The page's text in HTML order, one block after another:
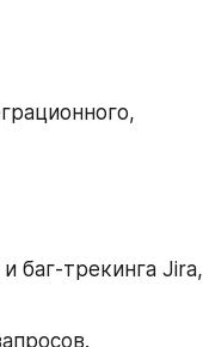
баг-трекинга Jira,